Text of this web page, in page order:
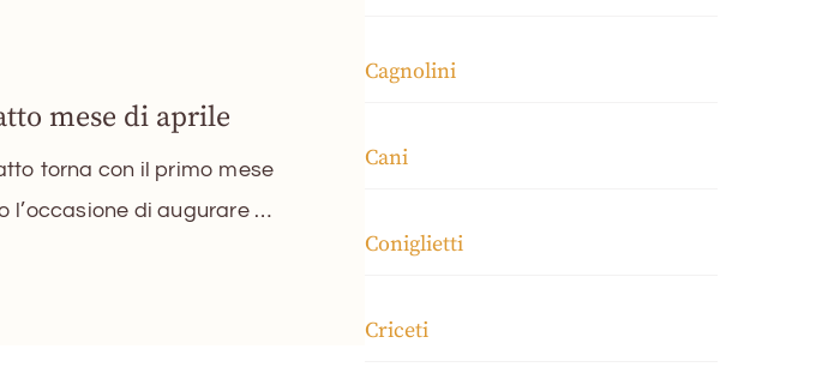
mese di aprile
torna con il primo mese
l’occasione di augurare …
Cagnolini
Cani
Coniglietti
Criceti